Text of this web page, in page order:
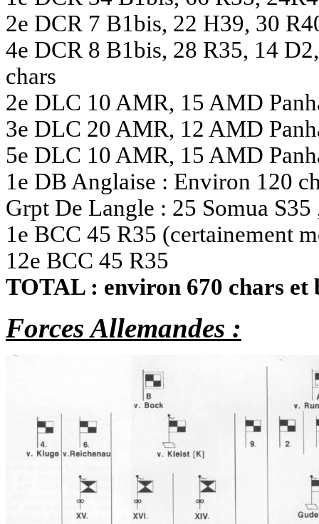
2e DCR 7 B1bis, 22 H39, 30
4e DCR 8 B1bis, 28 R35, 14
chars
2e DLC 10 AMR, 15 AMD
3e DLC 20 AMR, 12 AMD
5e DLC 10 AMR, 15 AMD
1e DB Anglaise : Environ 120
Grpt De Langle : 25 Somua
1e BCC 45 R35 (certainement
12e BCC 45 R35
TOTAL : environ 670 chars et
Forces Allemandes :